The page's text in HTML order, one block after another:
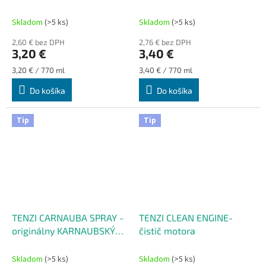
Skladom (>5 ks)
2,60 € bez DPH
3,20 €
Jednotková
cena:
3,20 € / 770 ml
Do košíka
Skladom (>5 ks)
2,76 € bez DPH
3,40 €
Jednotková
cena:
3,40 € / 770 ml
Do košíka
Tip
TENZI CARNAUBA SPRAY -
originálny KARNAUBSKÝ
Skladom (>5 ks)
Tip
TENZI CLEAN ENGINE-
čistič motora
Skladom (>5 ks)